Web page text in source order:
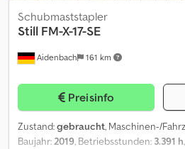
Aidenbach 161 km
Schubmaststapler
Still FM-X-17-SE
Preisinfo
Zustand:gebraucht, Maschinen-/
Baujahr:2019, Betriebsstunden: 3.391 h